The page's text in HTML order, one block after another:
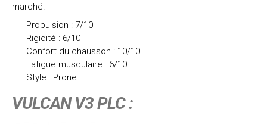
marché.
Propulsion : 7/10
Rigidité : 6/10
Confort du chausson : 10/10
Fatigue musculaire : 6/10
Style : Prone
VULCAN V3 PLC :